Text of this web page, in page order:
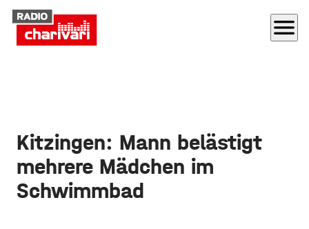
menu
Kitzingen: Mann belästigt
mehrere Mädchen im
Schwimmbad